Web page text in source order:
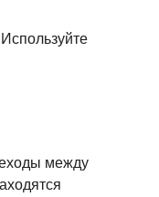
между